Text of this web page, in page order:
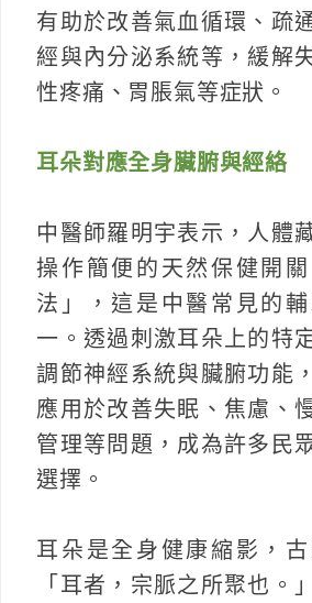
有助於改善氣血循環、疏
經與內分泌系統等，緩解
性疼痛、胃脹氣等症狀。
耳朵對應全身臟腑與經絡
中醫師羅明宇表示，人體
操作簡便的天然保健開
法」，這是中醫常見的
一。透過刺激耳朵上的特
調節神經系統與臟腑功能
應用於改善失眠、焦慮、
管理等問題，成為許多民
選擇。
耳朵是全身健康縮影，古
「耳者，宗脈之所聚也。